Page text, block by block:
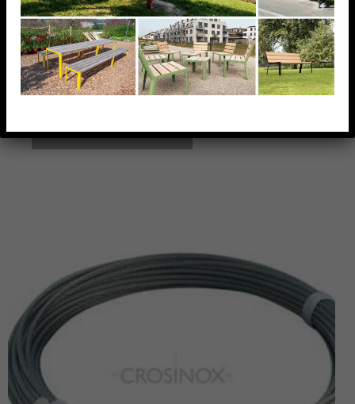
TENDEUR DE CÂBLE
4MM A 2 CHAPES,AISI316
TENDEUR DE CÂBLE 4MM A 2 CHAPES,AISI316
AJOUTER À MA LISTE